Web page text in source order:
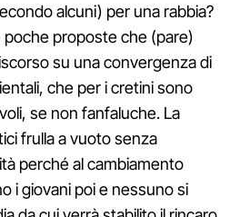
alcuni) per una rabbia?
poche proposte che (pare)
su una convergenza di
che per i cretini sono
se non fanfaluche. La
frulla a vuoto senza
perché al cambiamento
i giovani poi e nessuno si